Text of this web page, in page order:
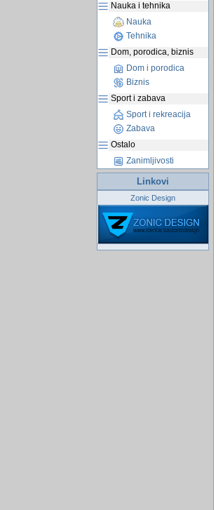
Nauka i tehnika
Nauka
Tehnika
Dom, porodica, biznis
Dom i porodica
Biznis
Sport i zabava
Sport i rekreacija
Zabava
Ostalo
Zanimljivosti
Linkovi
Zonic Design